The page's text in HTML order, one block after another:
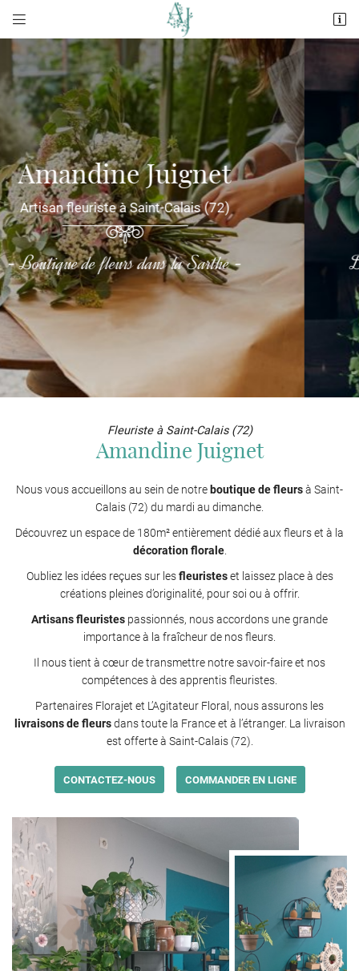
 
72120 Saint-Calais
02 43 63 05 42
 Adresse email de réception
En cochant cette case, vous consentez à recevoir nos propositions commerciales à
l'adresse email indiqué ci-dessus. Vous pouvez vous désinscrire à tout moment en
utilisantle formulaire de désinscription
Fleuriste décorateur
dans la Sarthe (72)
Décoration de mariage & autres événements
Fleuriste à Saint-Calais (72)
Amandine Juignet
Nous vous accueillons au sein de notre boutique de fleursà Saint-
Calais (72) du mardi au dimanche.
Découvrez un espace de 180m² entièrement dédié aux fleurs et à la
décoration florale.
Oubliez les idées reçues sur lesfleuristeset laissez place à des
créations pleines d’originalité, pour soi ou à offrir.
Artisans fleuristes passionnés, nous accordons une grande
importance à la fraîcheur de nos fleurs.
Il nous tient à cœur de transmettre notre savoir-faire et nos
compétences à des apprentis fleuristes.
Partenaires Florajet et L’Agitateur Floral, nous assurons les
livraisons de fleursdans toute la France et à l’étranger. La livraison
est offerte à Saint-Calais (72).
CONTACTEZ-NOUS COMMANDER EN LIGNE